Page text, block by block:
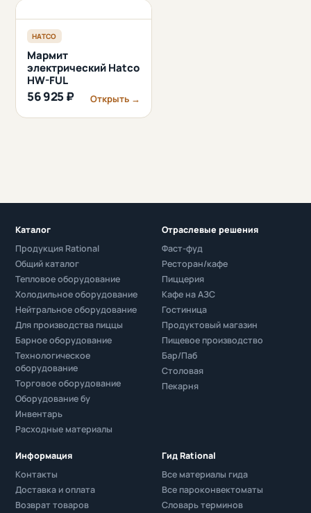
HATCO
Мармит
электрический Hatco
HW-FUL
56 925 ₽ Открыть →
Каталог
Продукция Rational
Общий каталог
Тепловое оборудование
Холодильное оборудование
Нейтральное оборудование
Для производства пиццы
Барное оборудование
Технологическое
оборудование
Торговое оборудование
Оборудование бу
Инвентарь
Расходные материалы
Отраслевые решения
Фаст-фуд
Ресторан/кафе
Пиццерия
Кафе на АЗС
Гостиница
Продуктовый магазин
Пищевое производство
Бар/Паб
Столовая
Пекарня
Информация
Контакты
Доставка и оплата
Возврат товаров
Гид Rational
Все материалы гида
Все пароконвектоматы
Словарь терминов